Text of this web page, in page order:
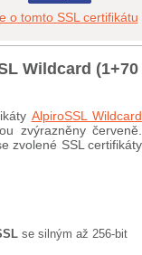
o tomto SSL certifikátu
Wildcard (1+70
AlpiroSSL Wildcard
zvýrazněny červeně.
zvolené SSL certifikáty
se silným až 256-bit